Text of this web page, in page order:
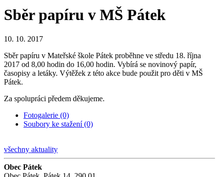
Sběr papíru v MŠ Pátek
10. 10. 2017
Sběr papíru v Mateřské škole Pátek proběhne ve středu 18. října
2017 od 8,00 hodin do 16,00 hodin. Vybírá se novinový papír,
časopisy a letáky. Výtěžek z této akce bude použit pro děti v MŠ
Pátek.
Za spolupráci předem děkujeme.
Fotogalerie (0)
Soubory ke stažení (0)
všechny aktuality
Obec Pátek